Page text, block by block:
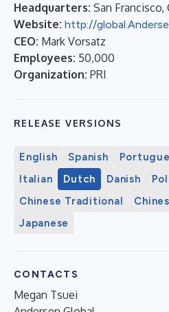
Headquarters: San Francisco,
Website: http://
CEO: Mark Vorsatz
Employees: 50,000
Organization: PRI
RELEASE VERSIONS
English Spanish
Italian
Dutch Danish
Chinese Traditional
Japanese
CONTACTS
Megan Tsuei